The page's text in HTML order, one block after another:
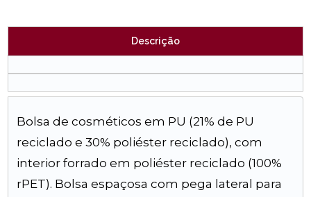
Descrição
Bolsa de cosméticos em PU (21% de PU
reciclado e 30% poliéster reciclado), com
interior forrado em poliéster reciclado (100%
rPET). Bolsa espaçosa com pega lateral para